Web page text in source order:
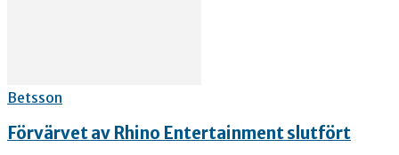
Betsson
Förvärvet av Rhino Entertainment slutfört